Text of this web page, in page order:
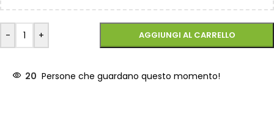
- + AGGIUNGI AL CARRELLO
20 Persone che guardano questo momento!